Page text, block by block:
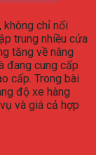
không chỉ nổi
trung nhiều cửa
tăng về nâng
đang cung cấp
cấp. Trong bài
độ xe hàng
và giá cả hợp